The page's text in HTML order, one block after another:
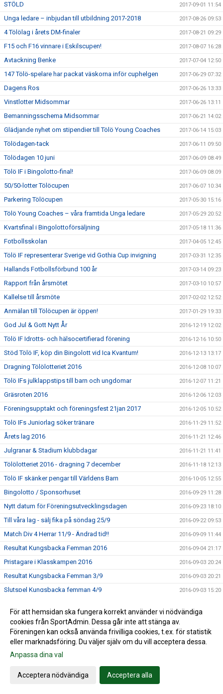
STÖLD 2017-09-01 11:54
Unga ledare – inbjudan till utbildning 2017-2018 2017-08-26 09:53
4 Tölölag i årets DM-finaler 2017-08-21 09:29
F15 och F16 vinnare i Eskilscupen! 2017-08-07 16:28
Avtackning Benke 2017-07-04 12:50
147 Tölö-spelare har packat väskorna inför cuphelgen 2017-06-29 07:32
Dagens Ros 2017-06-26 13:33
Vinstlotter Midsommar 2017-06-26 13:11
Bemanningsschema Midsommar 2017-06-21 14:02
Glädjande nyhet om stipendier till Tölö Young Coaches 2017-06-14 15:03
Tölödagen-tack 2017-06-11 09:50
Tölödagen 10 juni 2017-06-09 08:49
Tölö IF i Bingolotto-final! 2017-06-09 08:09
50/50-lotter Tölöcupen 2017-06-07 10:34
Parkering Tölöcupen 2017-05-30 15:16
Tölö Young Coaches – våra framtida Unga ledare 2017-05-29 20:52
Kvartsfinal i Bingolottoförsäljning 2017-05-18 11:36
Fotbollsskolan 2017-04-05 12:45
Tölö IF representerar Sverige vid Gothia Cup invigning 2017-03-31 12:35
Hallands Fotbollsförbund 100 år 2017-03-14 09:23
Rapport från årsmötet 2017-03-10 10:57
Kallelse till årsmöte 2017-02-02 12:52
Anmälan till Tölöcupen är öppen! 2017-01-29 19:33
God Jul & Gott Nytt År 2016-12-19 12:02
Tölö IF Idrotts- och hälsocertifierad förening 2016-12-16 10:50
Stöd Tölö IF, köp din Bingolott vid Ica Kvantum! 2016-12-13 13:17
Dragning Tölölotteriet 2016 2016-12-08 10:07
Tölö IFs julklappstips till barn och ungdomar 2016-12-07 11:21
Gräsroten 2016 2016-12-06 12:03
Föreningsupptakt och föreningsfest 21jan 2017 2016-12-05 10:52
Tölö IFs Juniorlag söker tränare 2016-11-29 11:52
Årets lag 2016 2016-11-21 12:46
Julgranar & Stadium klubbdagar 2016-11-21 11:41
Tölölotteriet 2016 - dragning 7 december 2016-11-18 12:13
Tölö IF skänker pengar till Världens Barn 2016-10-05 12:55
Bingolotto / Sponsorhuset 2016-09-29 11:28
Nytt datum för Föreningsutvecklingsdagen 2016-09-23 18:10
Till våra lag - sälj fika på söndag 25/9 2016-09-22 09:53
Match Div 4 Herrar 11/9 - Ändrad tid!! 2016-09-09 11:44
Resultat Kungsbacka Femman 2016 2016-09-04 21:17
Pristagare i Klasskampen 2016 2016-09-03 20:24
Resultat Kungsbacka Femman 3/9 2016-09-03 20:21
Slutspel Kungsbacka femman 4/9 2016-09-03 15:20
Kungsbackafemman 3-4/9 2016-08-10 10:45
Fotbollsskolan 2016-08-10 10:41
Trevlig sommar önskar Tölö IF 2016-06-28 14:06
Lyckat midsommarfirande på Hamravallen
Parkeringsproblem Tölöcupen
För att hemsidan ska fungera korrekt använder vi nödvändiga
cookies från SportAdmin. Dessa går inte att stänga av.
Föreningen kan också använda frivilliga cookies, t.ex. för statistik
eller marknadsföring. Du väljer själv om du vill acceptera dessa.
Anpassa dina val
Acceptera nödvändiga Acceptera alla